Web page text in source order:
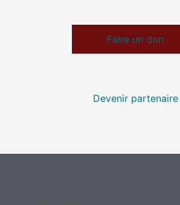
Faire un don
Devenir partenaire